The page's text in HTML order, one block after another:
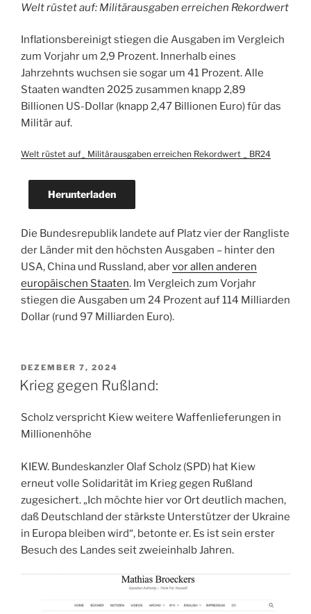
Welt rüstet auf: Militärausgaben erreichen Rekordwert
Inflationsbereinigt stiegen die Ausgaben im Vergleich
zum Vorjahr um 2,9 Prozent. Innerhalb eines
Jahrzehnts wuchsen sie sogar um 41 Prozent. Alle
Staaten wandten 2025 zusammen knapp 2,89
Billionen US-Dollar (knapp 2,47 Billionen Euro) für das
Militär auf.
Welt rüstet auf_ Militärausgaben erreichen Rekordwert _ BR24
Herunterladen
Die Bundesrepublik landete auf Platz vier der Rangliste
der Länder mit den höchsten Ausgaben – hinter den
USA, China und Russland, abervor allen anderen
europäischen Staaten. Im Vergleich zum Vorjahr
stiegen die Ausgaben um 24 Prozent auf 114 Milliarden
Dollar (rund 97 Milliarden Euro).
VERÖFFENTLICHT
AM
DEZEMBER 7, 2024
Krieg gegen Rußland:
Scholz verspricht Kiew weitere Waffenlieferungen in
Millionenhöhe
KIEW. Bundeskanzler Olaf Scholz (SPD) hat Kiew
erneut volle Solidarität im Krieg gegen Rußland
zugesichert. „Ich möchte hier vor Ort deutlich machen,
daß Deutschland der stärkste Unterstützer der Ukraine
in Europa bleiben wird“, betonte er. Es ist sein erster
Besuch des Landes seit zweieinhalb Jahren.